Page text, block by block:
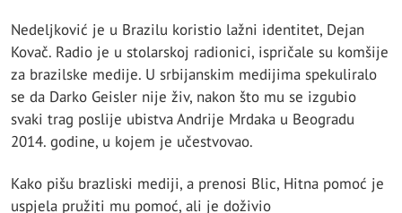
Nedeljković je u Brazilu koristio lažni identitet, Dejan
Kovač. Radio je u stolarskoj radionici, ispričale su komšije
za brazilske medije. U srbijanskim medijima spekuliralo
se da Darko Geisler nije živ, nakon što mu se izgubio
svaki trag poslije ubistva Andrije Mrdaka u Beogradu
2014. godine, u kojem je učestvovao.
Kako pišu brazliski mediji, a prenosi Blic, Hitna pomoć je
uspjela pružiti mu pomoć, ali je doživio